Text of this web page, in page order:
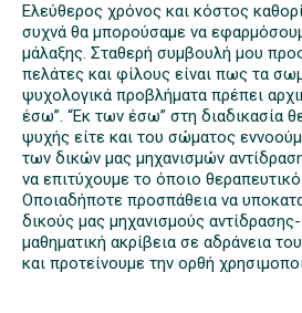
Ελεύθερος χρόνος και κόστος
συχνά θα μπορούσαμε να
μάλαξης. Σταθερή συμβουλή μου
πελάτες και φίλους είναι πως τα
ψυχολογικά προβλήματα πρέπει
έσω”. “Εκ των έσω” στη διαδικασία
ψυχής είτε και του σώματος
των δικών μας μηχανισμών
να επιτύχουμε το όποιο
Οποιαδήποτε προσπάθεια να
δικούς μας μηχανισμούς
μαθηματική ακρίβεια σε αδράνεια
και προτείνουμε την ορθή